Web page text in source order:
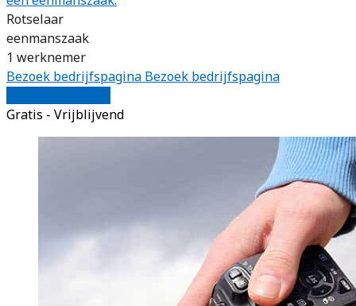
Rotselaar
eenmanszaak
1 werknemer
Bezoek bedrijfspagina Bezoek bedrijfspagina
Gratis - Vrijblijvend